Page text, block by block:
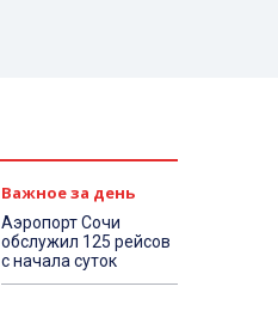
Важное за день
Аэропорт Сочи
обслужил 125 рейсов
с начала суток